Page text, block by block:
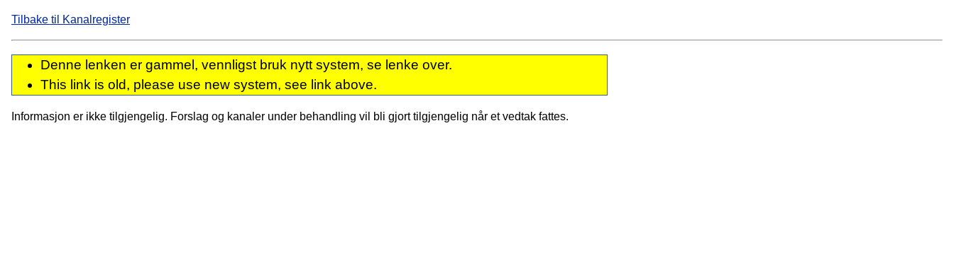
Tilbake til Kanalregister
Denne lenken er gammel, vennligst bruk nytt system, se lenke over.
This link is old, please use new system, see link above.
Informasjon er ikke tilgjengelig. Forslag og kanaler under behandling vil bli gjort tilgjengelig når et vedtak fattes.